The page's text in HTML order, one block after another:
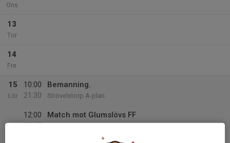
Ons
13
Tor
14
Fre
15
Lör
10:00
21:30
Bemanning.
Strövelstorp A-plan
12:00
13:15
Match mot Glumslövs FF
Strövelstorps IP A-plan 7-manna 2